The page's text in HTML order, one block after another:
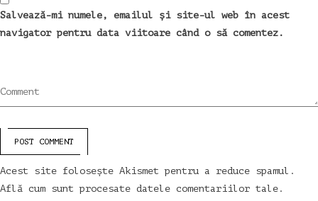
Salvează-mi numele, emailul și site-ul web în acest
navigator pentru data viitoare când o să comentez.
Comment
POST COMMENT
Acest site folosește Akismet pentru a reduce spamul.
Află cum sunt procesate datele comentariilor tale .